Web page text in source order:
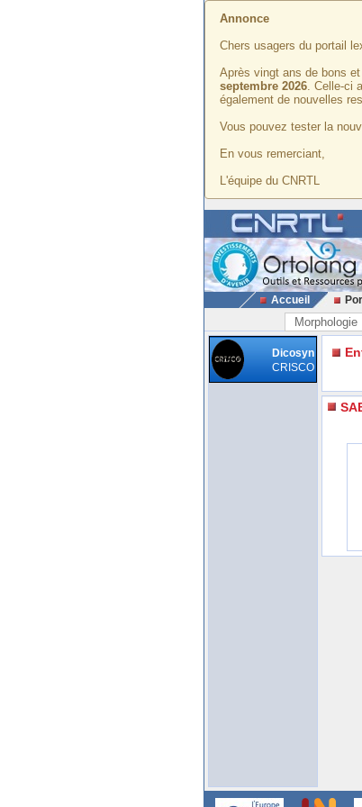
Annonce
Chers usagers du portail
Après vingt ans de bons
septembre 2026. Celle-ci
également de nouvelles
Vous pouvez tester la
En vous remerciant,
L'équipe du CNRTL
Accueil
Morphologie
Dicosyn
CRISCO